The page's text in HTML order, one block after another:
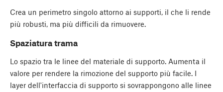
Crea un perimetro singolo attorno ai supporti, il che li rende
più robusti, ma più difficili da rimuovere.
Spaziatura trama
Lo spazio tra le linee del materiale di supporto. Aumenta il
valore per rendere la rimozione del supporto più facile. I
layer dell'interfaccia di supporto si sovrappongono alle linee